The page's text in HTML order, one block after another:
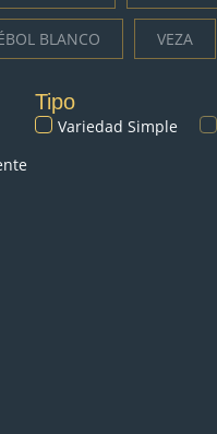
BLANCO VEZA
Tipo
Variedad Simple